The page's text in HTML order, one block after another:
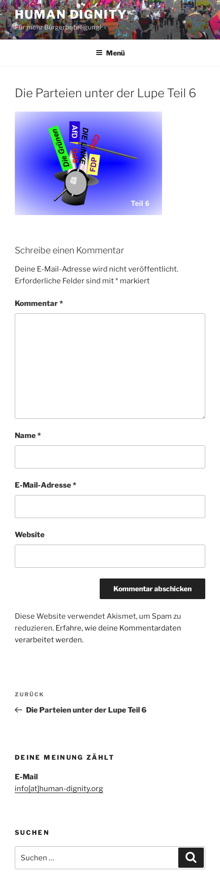
Zum
Inhalt
springen
HUMAN DIGNITY
Für mehr Bürgerbeteiligung!
Menü
Die Parteien unter der Lupe Teil 6
Schreibe einen Kommentar
Deine E-Mail-Adresse wird nicht veröffentlicht.
Erforderliche Felder sind mit* markiert
Kommentar*
Name*
E-Mail-Adresse*
Website
Diese Website verwendet Akismet, um Spam zu
reduzieren. Erfahre, wie deine Kommentardaten
verarbeitet werden.
Beitragsnavigation
Vorheriger
Beitrag
ZURÜCK
Die Parteien unter der Lupe Teil 6
DEINE MEINUNG ZÄHLT
E-Mail
info[at]human-dignity.org
SUCHEN
nach: